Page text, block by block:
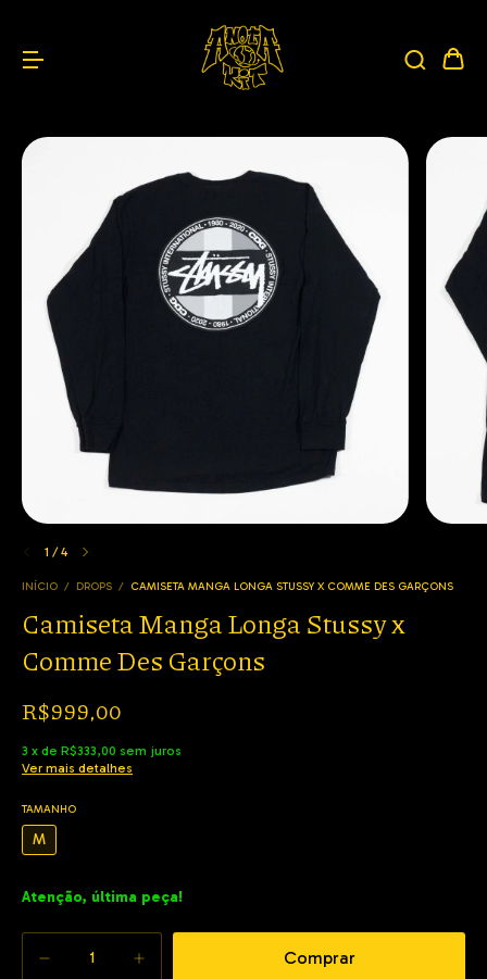
1 /4
INÍCIO / DROPS / CAMISETA MANGA LONGA STUSSY X COMME DES GARÇONS
Camiseta Manga Longa Stussy x
Comme Des Garçons
R$999,00
3 x de R$333,00 sem juros
Ver mais detalhes
TAMANHO
M
Atenção, última peça!